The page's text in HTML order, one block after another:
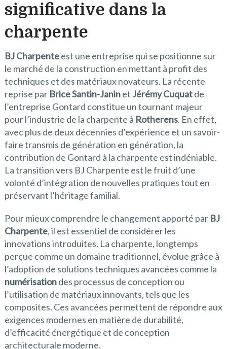
significative dans la
charpente
BJ Charpenteest une entreprise qui se positionne sur
le marché de la construction en mettant à profit des
techniques et des matériaux novateurs. La récente
reprise par Brice Santin-Janinet Jérémy Cuquatde
l’entreprise Gontard constitue un tournant majeur
pour l’industrie de la charpente à Rotherens. En effet,
avec plus de deux décennies d’expérience et un savoir-
faire transmis de génération en génération, la
contribution de Gontard à la charpente est indéniable.
La transition vers BJ Charpente est le fruit d’une
volonté d’intégration de nouvelles pratiques tout en
préservant l’héritage familial.
Pour mieux comprendre le changement apporté par BJ
Charpente, il est essentiel de considérer les
innovations introduites. La charpente, longtemps
perçue comme un domaine traditionnel, évolue grâce à
l’adoption de solutions techniques avancées comme la
numérisationdes processus de conception ou
l’utilisation de matériaux innovants, tels que les
composites. Ces avancées permettent de répondre aux
exigences modernes en matière de durabilité,
d’efficacité énergétique et de conception
architecturale moderne.